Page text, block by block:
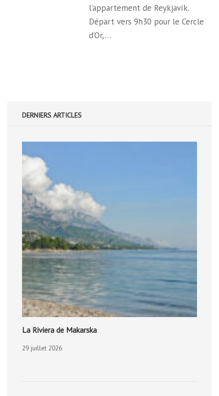
l’appartement de Reykjavík.
Départ vers 9h30 pour le Cercle
d’Or,…
DERNIERS ARTICLES
La Riviera de Makarska
29 juillet 2026